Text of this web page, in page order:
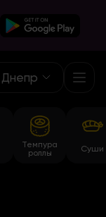
Днепр
Темпура
роллы
Суши